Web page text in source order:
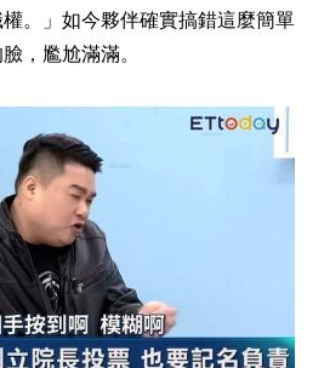
。」如今夥伴確實搞錯這麼簡單
，尷尬滿滿。